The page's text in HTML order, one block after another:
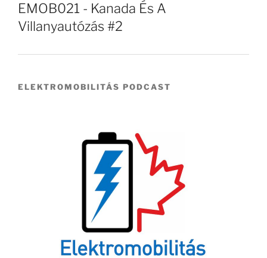
EMOB021 - Kanada És A
Villanyautózás #2
ELEKTROMOBILITÁS PODCAST